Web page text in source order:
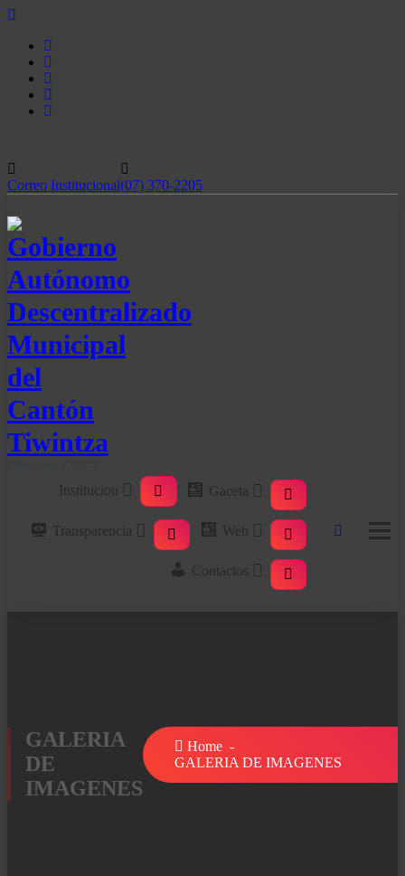
Skip
content
Correo Institucional(07) 370-2205
Institucion Gaceta
Transparencia Web
Contactos
GALERIA
DE
IMAGENES
Home -
GALERIA DE IMAGENES